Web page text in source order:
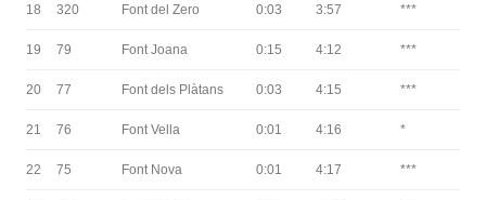
18 320 Font del Zero 0:03 3:57 ***
19 79 Font Joana 0:15 4:12 ***
20 77 Font dels Plàtans 0:03 4:15 ***
21 76 Font Vella 0:01 4:16 *
22 75 Font Nova 0:01 4:17 ***